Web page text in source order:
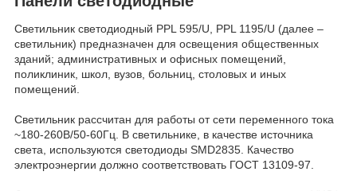
Светильник светодиодный PPL 595/U, PPL 1195/U (далее –
светильник) предназначен для освещения общественных
зданий; административных и офисных помещений,
поликлиник, школ, вузов, больниц, столовых и иных
помещений.
Светильник рассчитан для работы от сети переменного тока
~180-260В/50-60Гц. В светильнике, в качестве источника
света, используются светодиоды SMD2835. Качество
электроэнергии должно соответствовать ГОСТ 13109-97.